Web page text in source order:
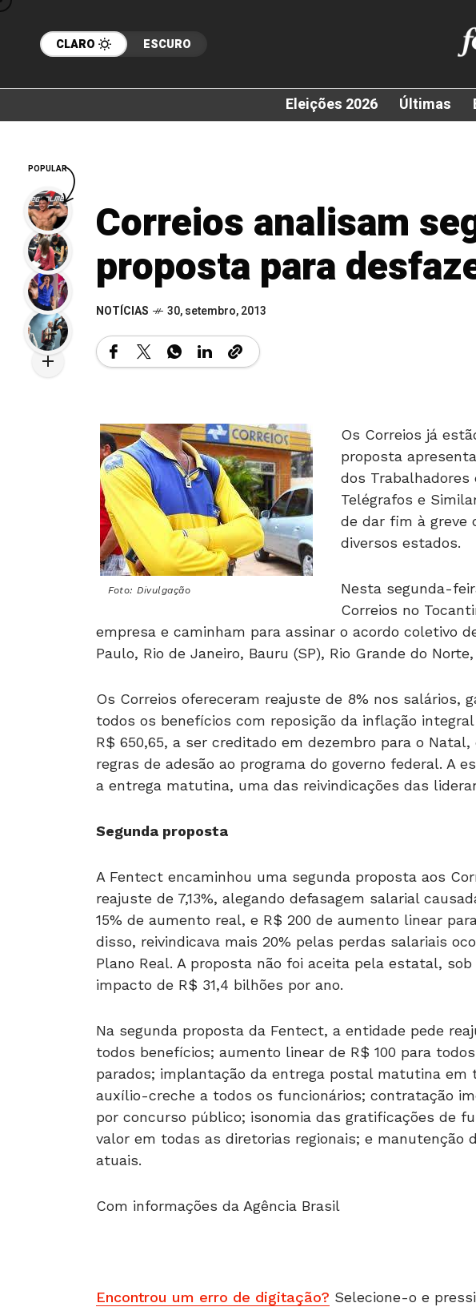
CLARO ESCURO
Eleições 2026 Últimas
Correios analisam
proposta para
NOTÍCIAS 30, setembro, 2013
Foto: Divulgação
Os Correios já
proposta
dos Trabalhadores
Telégrafos e
de dar fim à greve
diversos estados.
Nesta segunda-
Correios no
empresa e caminham para assinar o acordo coletivo
Paulo, Rio de Janeiro, Bauru (SP), Rio Grande do
Os Correios ofereceram reajuste de 8% nos salários,
todos os benefícios com reposição da inflação
R$ 650,65, a ser creditado em dezembro para o
regras de adesão ao programa do governo federal. A
a entrega matutina, uma das reivindicações das
Segunda proposta
A Fentect encaminhou uma segunda proposta aos
reajuste de 7,13%, alegando defasagem salarial
15% de aumento real, e R$ 200 de aumento linear
disso, reivindicava mais 20% pelas perdas salariais
Plano Real. A proposta não foi aceita pela estatal,
impacto de R$ 31,4 bilhões por ano.
Na segunda proposta da Fentect, a entidade pede
todos benefícios; aumento linear de R$ 100 para
parados; implantação da entrega postal matutina em
auxílio-creche a todos os funcionários; contratação
por concurso público; isonomia das gratificações de
valor em todas as diretorias regionais; e manutenção
atuais.
Com informações da Agência Brasil
Encontrou um erro de digitação? Selecione-o e
POPULAR